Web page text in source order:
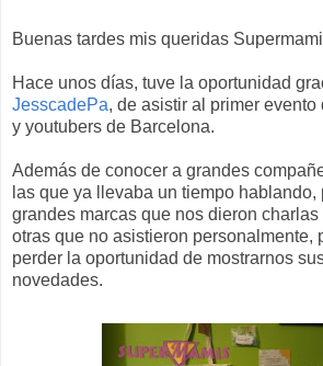
Buenas tardes mis queridas
Hace unos días, tuve la oportunidad
JesscadePa, de asistir al primer
y youtubers de Barcelona.
Además de conocer a grandes
las que ya llevaba un tiempo hablando,
grandes marcas que nos dieron
otras que no asistieron personalmente,
perder la oportunidad de mostrarnos
novedades.